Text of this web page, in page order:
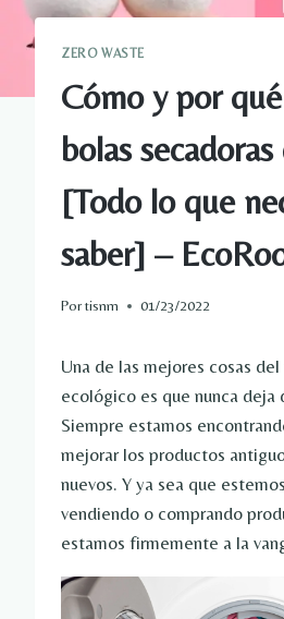
ZERO WASTE
Cómo y por
bolas
[Todo lo que
saber] –
Portisnm 01/23/2022
Una de las mejores cosas
ecológico es que nunca deja
Siempre estamos
mejorar los productos
nuevos. Y ya sea que
vendiendo o comprando
estamos firmemente a la